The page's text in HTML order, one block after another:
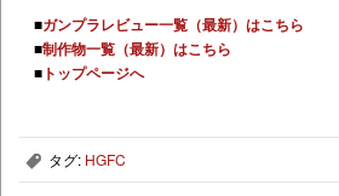
■ガンプラレビュー一覧（最新）はこちら
■制作物一覧（最新）はこちら
■ トップページへ
, タグ: HGFC